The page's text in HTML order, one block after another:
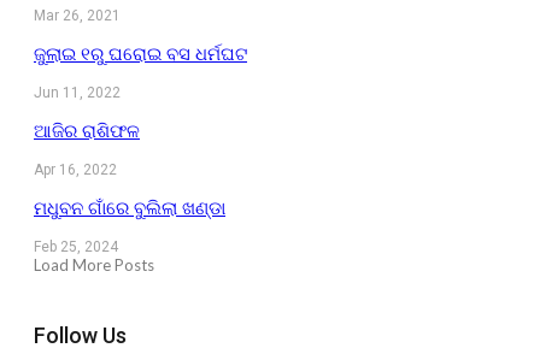
Mar 26, 2021
ଜୁଲାଇ ୧ରୁ ଘରୋଇ ବସ ଧର୍ମଘଟ
Jun 11, 2022
ଆଜିର ରାଶିଫଳ
Apr 16, 2022
ମଧୁବନ ଗାଁରେ ବୁଲିଲା ଖଣ୍ଡା
Feb 25, 2024
Load More Posts
Follow Us